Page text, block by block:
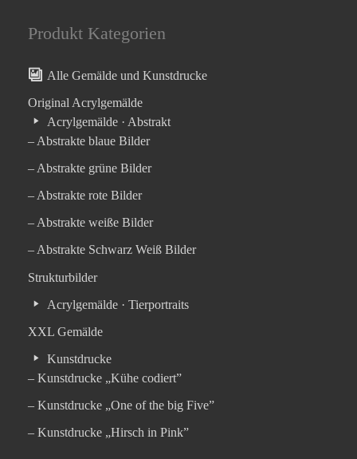
Produkt Kategorien
Alle Gemälde und Kunstdrucke
Original Acrylgemälde
Acrylgemälde · Abstrakt
– Abstrakte blaue Bilder
– Abstrakte grüne Bilder
– Abstrakte rote Bilder
– Abstrakte weiße Bilder
– Abstrakte Schwarz Weiß Bilder
Strukturbilder
Acrylgemälde · Tierportraits
XXL Gemälde
Kunstdrucke
– Kunstdrucke „Kühe codiert”
– Kunstdrucke „One of the big Five”
– Kunstdrucke „Hirsch in Pink”